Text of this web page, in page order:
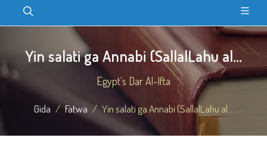
Yin salati ga Annabi (SallalLahu al...
Egypt's Dar Al-Ifta
Gida Fatwa Yin salati ga Annabi (SallalLahu al...